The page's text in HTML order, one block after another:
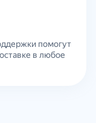
помогут
в любое